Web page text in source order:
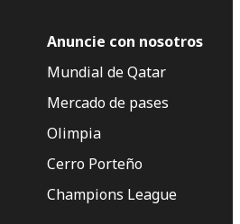
Anuncie con nosotros
Mundial de Qatar
Mercado de pases
Olimpia
Cerro Porteño
Champions League